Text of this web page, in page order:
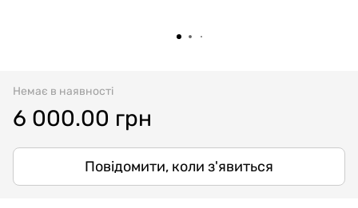
Немає в наявності
6 000.00 грн
Повідомити, коли з'явиться